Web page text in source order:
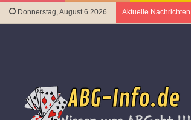
Donnerstag, August 6 2026 Aktuelle Nachrichten